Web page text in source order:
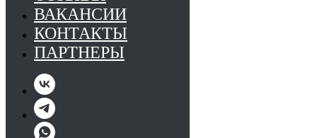
ВАКАНСИИ
КОНТАКТЫ
ПАРТНЕРЫ